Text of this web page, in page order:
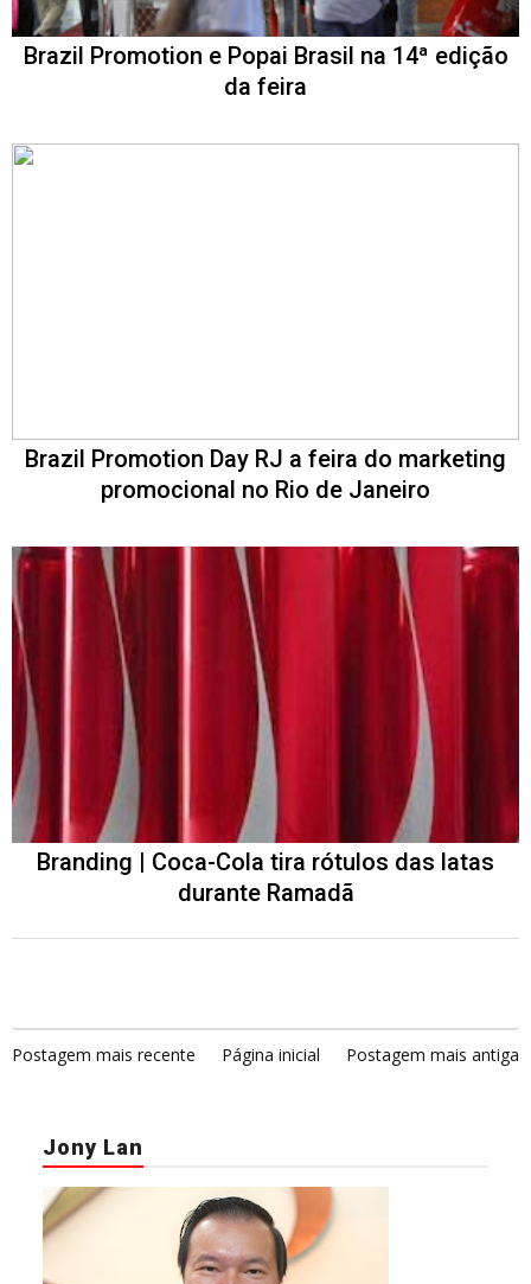
Brazil Promotion e Popai Brasil na 14ª edição
da feira
Brazil Promotion Day RJ a feira do marketing
promocional no Rio de Janeiro
Branding | Coca-Cola tira rótulos das latas
durante Ramadã
Postagem mais recente Página inicial Postagem mais antiga
Jony Lan